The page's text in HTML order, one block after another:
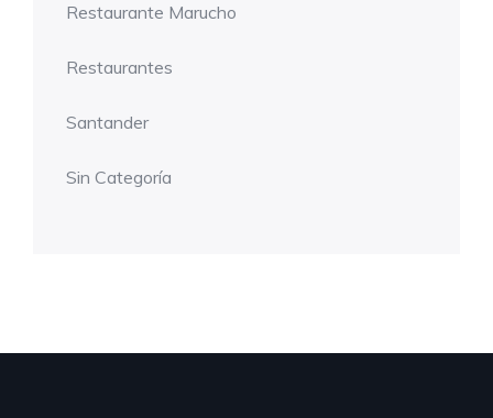
Restaurante Marucho
Restaurantes
Santander
Sin Categoría